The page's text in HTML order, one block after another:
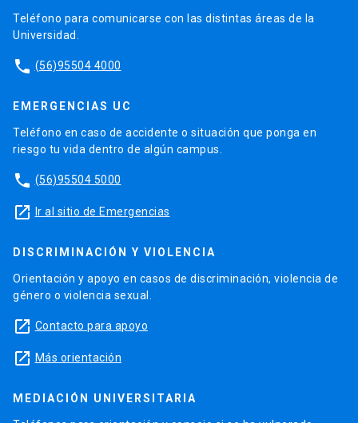
Teléfono para comunicarse con las distintas áreas de la
Universidad.
phone (56)95504 4000
EMERGENCIAS UC
Teléfono en caso de accidente o situación que ponga en
riesgo tu vida dentro de algún campus.
phone (56)95504 5000
launch Ir al sitio de Emergencias
DISCRIMINACIÓN Y VIOLENCIA
Orientación y apoyo en casos de discriminación, violencia de
género o violencia sexual.
launch Contacto para apoyo
launch Más orientación
MEDIACIÓN UNIVERSITARIA